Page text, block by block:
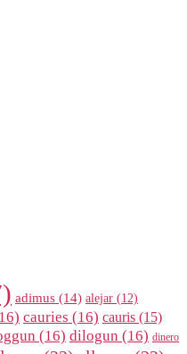
adimus (14) alejar (12)
cauries (16) cauris (15)
(16) dilogun (16) dinero